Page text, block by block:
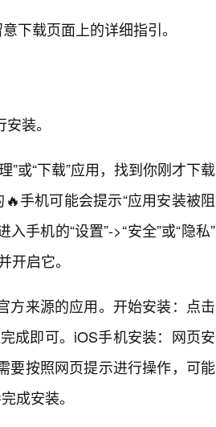
下载页面上的详细指引。
装。
或“下载”应用，找到你刚才下载
手机可能会提示“应用安装被阻
手机的“设置”->“安全”或“隐私”
开启它。
方来源的应用。开始安装：点击
成即可。iOS手机安装：网页安
要按照网页提示进行操作，可能
成安装。